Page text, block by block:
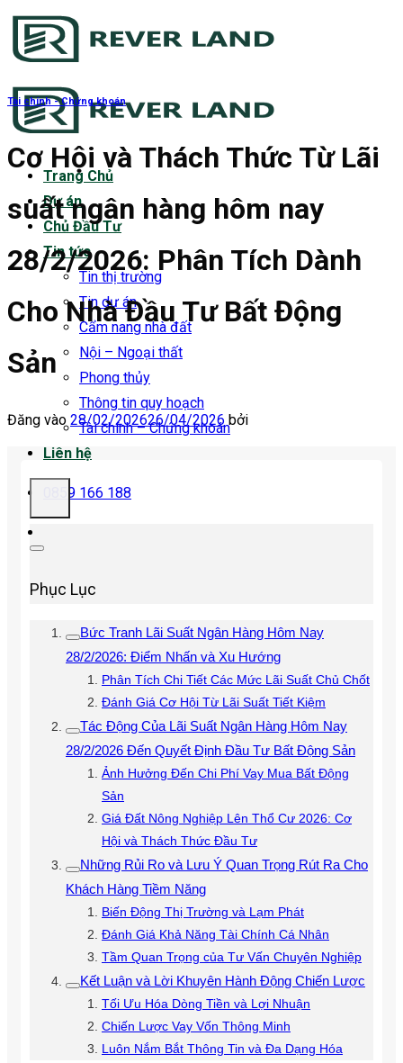
Bỏ
qua
dung
Trang Chủ
Dự án
Chủ Đầu Tư
Tin tức
Tin thị trường
Tin dự án
Cẩm nang nhà đất
Nội – Ngoại thất
Phong thủy
Thông tin quy hoạch
Tài chính – Chứng khoán
Liên hệ
0859 166 188
Tài chính - Chứng khoán
Cơ Hội và Thách Thức Từ Lãi
suất ngân hàng hôm nay
28/2/2026: Phân Tích Dành
Cho Nhà Đầu Tư Bất Động
Sản
Đăng vào 28/02/202626/04/2026 bởi
Phục Lục
Bức Tranh Lãi Suất Ngân Hàng Hôm Nay
28/2/2026: Điểm Nhấn và Xu Hướng
Phân Tích Chi Tiết Các Mức Lãi Suất Chủ Chốt
Đánh Giá Cơ Hội Từ Lãi Suất Tiết Kiệm
Tác Động Của Lãi Suất Ngân Hàng Hôm Nay
28/2/2026 Đến Quyết Định Đầu Tư Bất Động Sản
Ảnh Hưởng Đến Chi Phí Vay Mua Bất Động
Sản
Giá Đất Nông Nghiệp Lên Thổ Cư 2026: Cơ
Hội và Thách Thức Đầu Tư
Những Rủi Ro và Lưu Ý Quan Trọng Rút Ra Cho
Khách Hàng Tiềm Năng
Biến Động Thị Trường và Lạm Phát
Đánh Giá Khả Năng Tài Chính Cá Nhân
Tầm Quan Trọng của Tư Vấn Chuyên Nghiệp
Kết Luận và Lời Khuyên Hành Động Chiến Lược
Tối Ưu Hóa Dòng Tiền và Lợi Nhuận
Chiến Lược Vay Vốn Thông Minh
Luôn Nắm Bắt Thông Tin và Đa Dạng Hóa